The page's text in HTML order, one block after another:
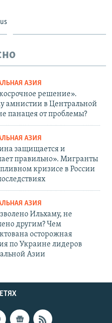
АЗИЯ
решение».
амнистии в Центральной
панацея от проблемы?
АЗИЯ
защищается и
правильно». Мигранты
кризисе в России
АЗИЯ
Ильхаму, не
другим? Чем
осторожная
по Украине лидеров
Азии